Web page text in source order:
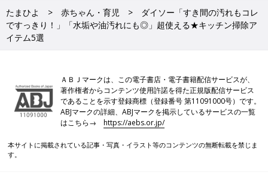
たまひよ 赤ちゃん・育児
ダイソー「すき間の汚れもコレ
ですっきり！」「水垢や油汚れにも◎」超使える★キッチン掃除ア
イテム5選
ＡＢＪマークは、この電子書店・電子書籍配信サービスが、
著作権者からコンテンツ使用許諾を得た正規版配信サービス
であることを示す登録商標（登録番号 第11091000号）です。
ABJマークの詳細、ABJマークを掲示しているサービスの一覧
はこちら→https://aebs.or.jp/
本サイトに掲載されている記事・写真・イラスト等のコンテンツの無断転載を禁じま
す。